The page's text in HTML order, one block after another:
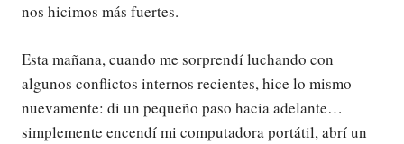
nos hicimos más fuertes.
Esta mañana, cuando me sorprendí luchando con
algunos conflictos internos recientes, hice lo mismo
nuevamente: di un pequeño paso hacia adelante…
simplemente encendí mi computadora portátil, abrí un